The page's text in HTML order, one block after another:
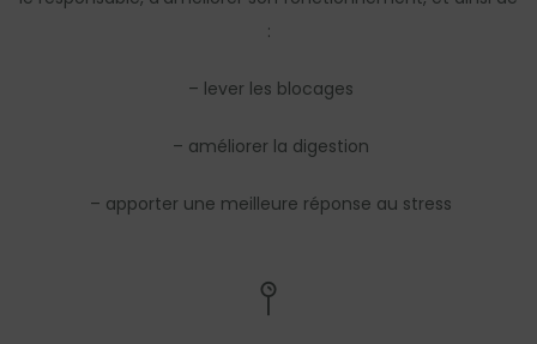
:
– lever les blocages
– améliorer la digestion
– apporter une meilleure réponse au stress